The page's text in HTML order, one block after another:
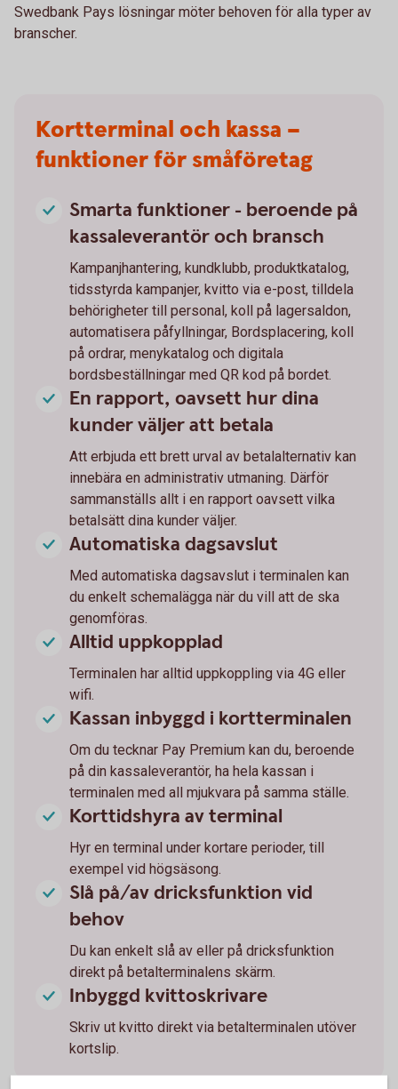
Swedbank Pays lösningar möter behoven för alla typer av
branscher.
Kortterminal och kassa –
funktioner för småföretag
Smarta funktioner - beroende på
kassaleverantör och bransch
Kampanjhantering, kundklubb, produktkatalog,
tidsstyrda kampanjer, kvitto via e-post, tilldela
behörigheter till personal, koll på lagersaldon,
automatisera påfyllningar, Bordsplacering, koll
på ordrar, menykatalog och digitala
bordsbeställningar med QR kod på bordet.
En rapport, oavsett hur dina
kunder väljer att betala
Att erbjuda ett brett urval av betalalternativ kan
innebära en administrativ utmaning. Därför
sammanställs allt i en rapport oavsett vilka
betalsätt dina kunder väljer.
Automatiska dagsavslut
Med automatiska dagsavslut i terminalen kan
du enkelt schemalägga när du vill att de ska
genomföras.
Alltid uppkopplad
Terminalen har alltid uppkoppling via 4G eller
wifi.
Kassan inbyggd i kortterminalen
Om du tecknar Pay Premium kan du, beroende
på din kassaleverantör, ha hela kassan i
terminalen med all mjukvara på samma ställe.
Korttidshyra av terminal
Hyr en terminal under kortare perioder, till
exempel vid högsäsong.
Slå på/av dricksfunktion vid
behov
Du kan enkelt slå av eller på dricksfunktion
direkt på betalterminalens skärm.
Inbyggd kvittoskrivare
Skriv ut kvitto direkt via betalterminalen utöver
kortslip.